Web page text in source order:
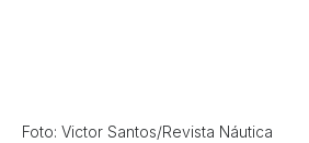
Foto: Victor Santos/Revista Náutica